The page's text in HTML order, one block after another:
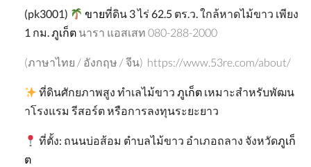
(pk3001) ขายที่ดิน 3ไร่ 62.5 ตร.ว.ใกล้หาดไม้ขาว เพียง
1 กม.ภูเก็ต นารา แอสเสท 080-288-2000
(ภาษาไทย / อังกฤษ / จีน) https://www.53re.com/about/
ที่ดินศักยภาพสูง ทำเลไม้ขาว ภูเก็ต เหมาะสำหรับพัฒน
าโรงแรม รีสอร์ตหรือการลงทุนระยะยาว
ที่ตั้ง: ถนนบ่อส้อม ตำบลไม้ขาว อำเภอถลาง จังหวัดภูเก็
ต